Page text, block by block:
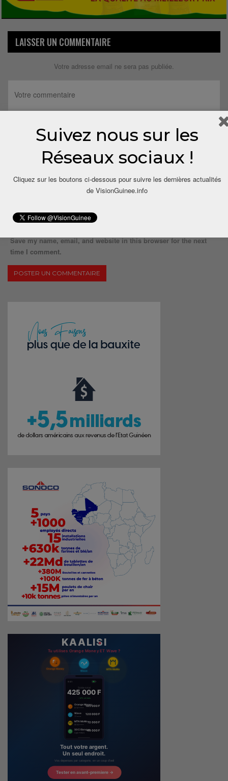
LAISSER UN COMMENTAIRE
Votre adresse email ne sera pas publiée.
Save my name, email, and website in this browser for the next
time I comment.
Suivez nous sur les
Réseaux sociaux !
Cliquez sur les boutons ci-dessous pour suivre les dernières actualités
de VisionGuinee.info